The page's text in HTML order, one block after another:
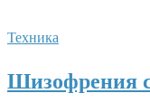
Техника
Шизофрения